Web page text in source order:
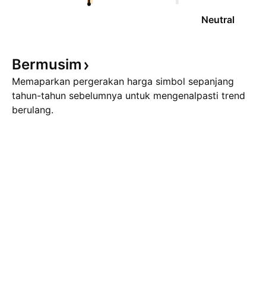
Neutral
Bermusim
Memaparkan pergerakan harga simbol sepanjang
tahun-tahun sebelumnya untuk mengenalpasti trend
berulang.